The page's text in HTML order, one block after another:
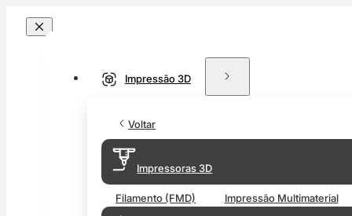
Impressão 3D
Voltar
Impressoras 3D
Filamento (FMD) Impressão Multimaterial